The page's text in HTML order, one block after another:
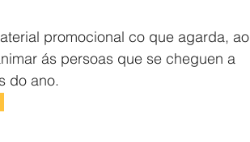
promocional co que agarda, ao
ás persoas que se cheguen a
do ano.